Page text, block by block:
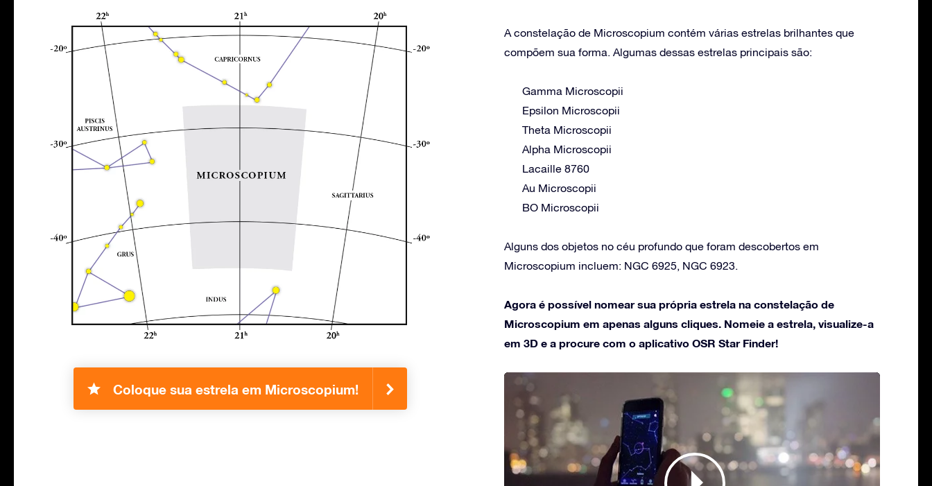
Coloque sua estrela em Microscopium!
A constelação de Microscopium contém várias estrelas brilhantes que
compõem sua forma. Algumas dessas estrelas principais são:
Gamma Microscopii
Epsilon Microscopii
Theta Microscopii
Alpha Microscopii
Lacaille 8760
Au Microscopii
BO Microscopii
Alguns dos objetos no céu profundo que foram descobertos em
Microscopium incluem: NGC 6925, NGC 6923.
Agora é possível nomear sua própria estrela na constelação de
Microscopium em apenas alguns cliques. Nomeie a estrela, visualize-a
em 3D e a procure com o aplicativo OSR Star Finder!